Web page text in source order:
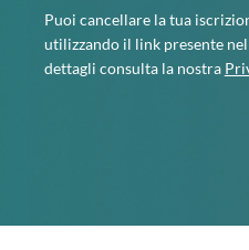
Puoi cancellare la tua
utilizzando il link presente
dettagli consulta la nostra